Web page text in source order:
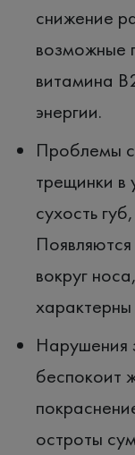
снижение
возможные
витамина
энергии.
Проблемы
трещинки в
сухость
вокруг
Нарушения
беспокоит
остроты